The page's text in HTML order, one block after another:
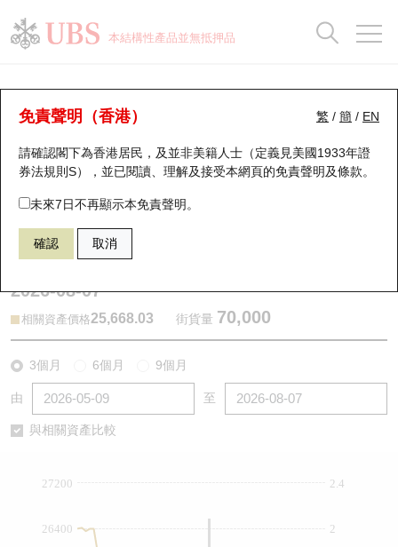
本結構性產品並無抵押品
繁 / 簡 / EN
免責聲明（香港）
請確認閣下為香港居民，及並非美籍人士（定義見美國1933年證
券法規則S），並已閱讀、理解及接受本網頁的免責聲明及條款。
未來7日不再顯示本免責聲明。
確認 取消
牛熊證分析儀
表現 街貨統計 比較
63587 瑞銀牛證 HSI 恒生指數
2026-08-07
相關資產價格25,668.03 街貨量 70,000
3個月 6個月 9個月
由 至
與相關資產比較
2
2.4
26400
27200
瑞銀認股證一覽
新發行瑞銀認股證
即將到期認股證
認股證到期結算價查詢
認股證分析儀
認股證/牛熊證日誌
街貨統計
比較
牛熊全景快搜
牛熊證搜尋
牛熊證街貨分佈圖
正股牛熊證列表
新發行瑞銀牛熊證
牛熊證到期結算價查詢
街貨統計
比較
十大升幅/跌幅
十大認股證成交分佈
十天股證佔大市成交
資金流
街貨統計
正股分析儀
二十大活躍股份
恒指成份股
國指成份股
科指成份股
中資ETFs溢價比較
持股比重
顯示所有持股比重
每月輪證大市專題
輪證專欄
講座及教育短片
認股證投資者教育
牛熊證投資者教育